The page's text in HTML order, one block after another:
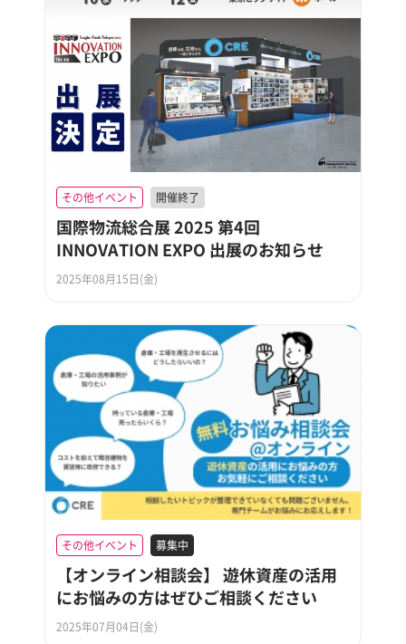
その他イベント 開催終了
国際物流総合展 2025 第4回
INNOVATION EXPO 出展のお知らせ
2025年08月15日(金)
その他イベント 募集中
【オンライン相談会】 遊休資産の活用
にお悩みの方はぜひご相談ください
2025年07月04日(金)